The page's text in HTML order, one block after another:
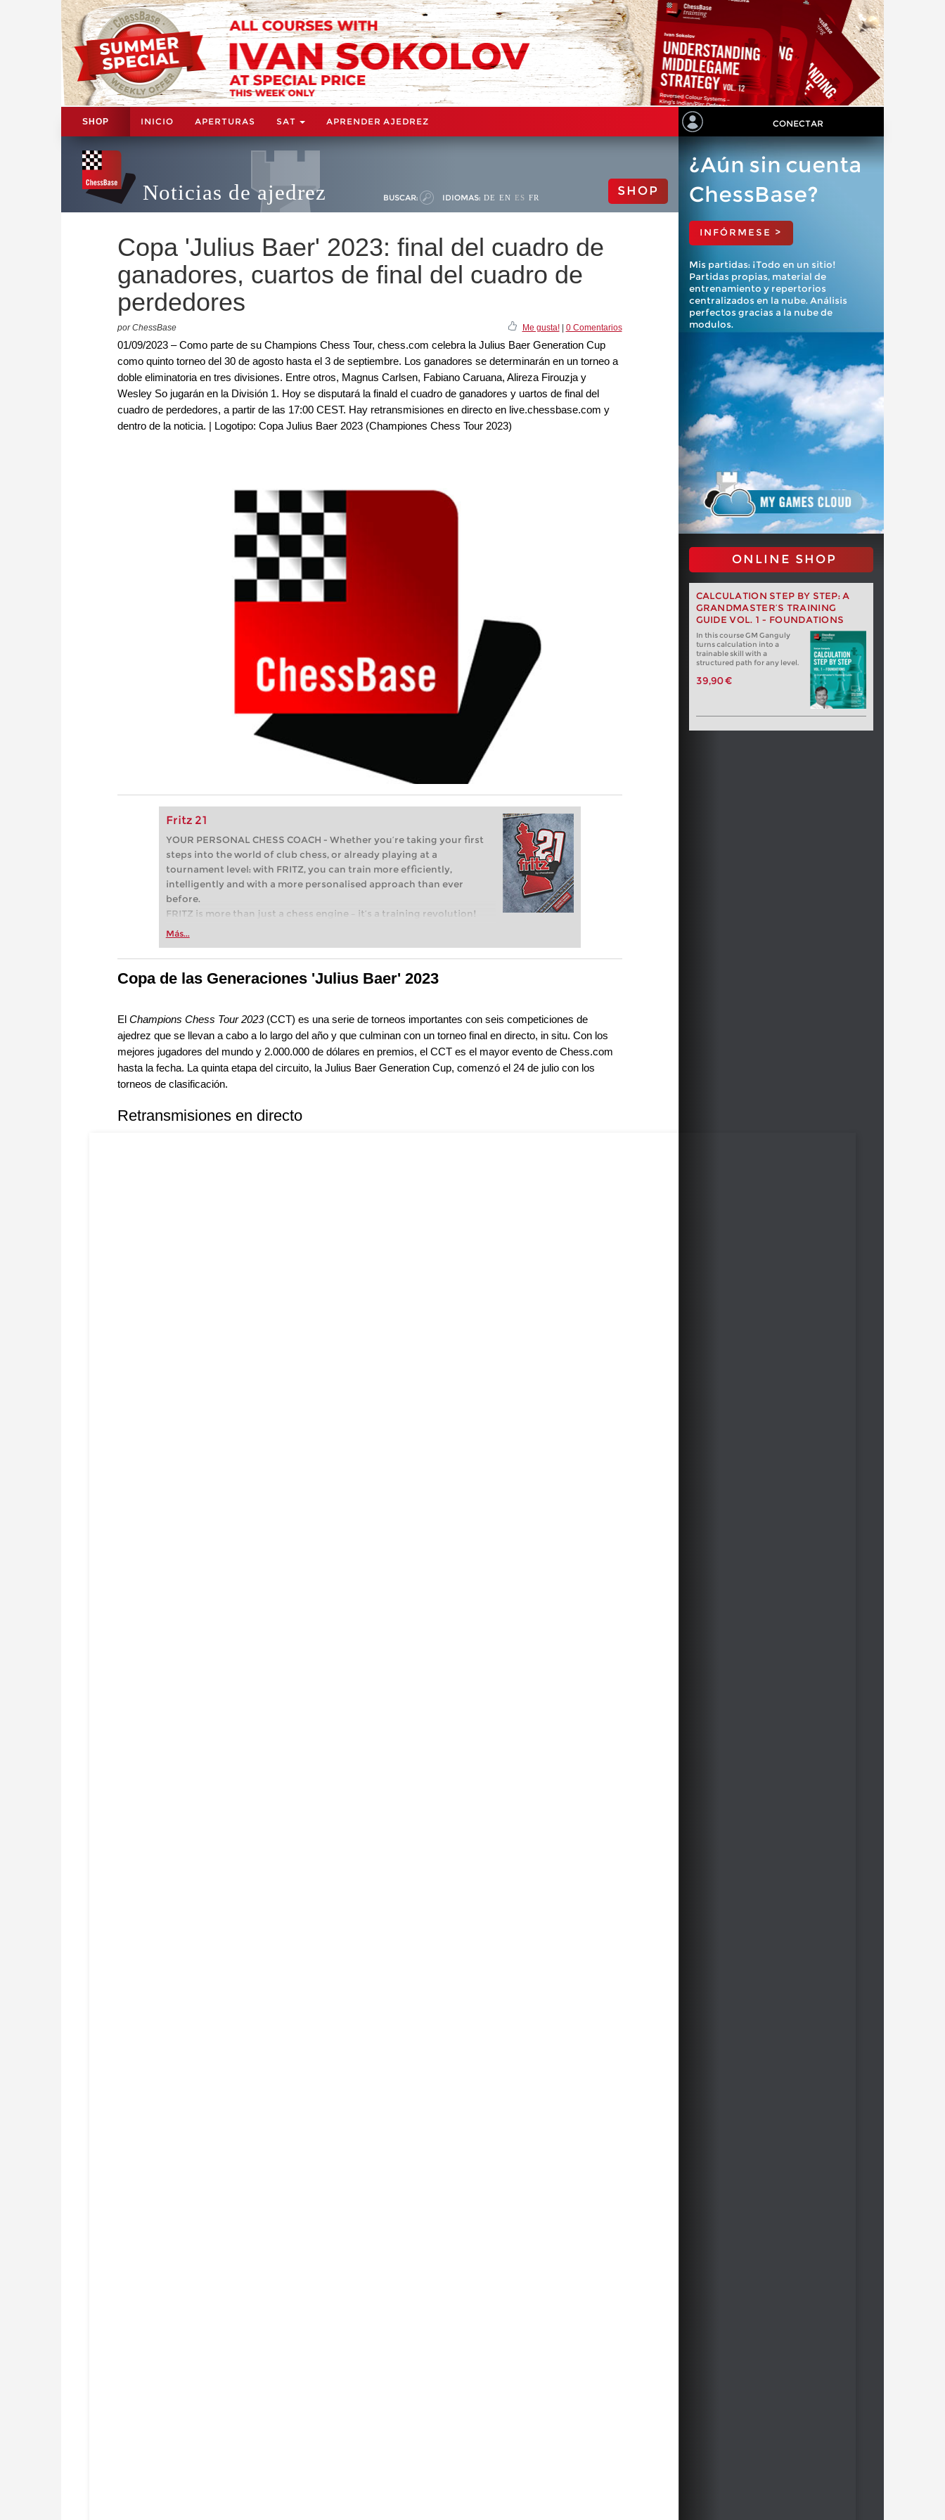
SHOP INICIO APERTURAS SAT APRENDER AJEDREZ CONECTAR
Noticias de ajedrez BUSCAR: IDIOMAS: DE EN ES FR SHOP
Copa 'Julius Baer' 2023: final del cuadro de
ganadores, cuartos de final del cuadro de
perdedores
por ChessBase Me gusta!| 0 Comentarios
01/09/2023 – Como parte de su Champions Chess Tour, chess.com celebra la Julius Baer Generation Cup
como quinto torneo del 30 de agosto hasta el 3 de septiembre. Los ganadores se determinarán en un torneo a
doble eliminatoria en tres divisiones. Entre otros, Magnus Carlsen, Fabiano Caruana, Alireza Firouzja y
Wesley So jugarán en la División 1. Hoy se disputará la finald el cuadro de ganadores y uartos de final del
cuadro de perdedores, a partir de las 17:00 CEST. Hay retransmisiones en directo en live.chessbase.com y
dentro de la noticia. | Logotipo: Copa Julius Baer 2023 (Championes Chess Tour 2023)
Fritz 21
YOUR PERSONAL CHESS COACH - Whether you’re taking your first
steps into the world of club chess, or already playing at a
tournament level: with FRITZ, you can train more efficiently,
intelligently and with a more personalised approach than ever
before.
FRITZ is more than just a chess engine – it’s a training revolution!
Whether you’re taking your first steps into the world of club chess,
more efficiently, intelligently and with a more personalised
approach than ever before.
Más...
¿Aún sin cuenta
ChessBase?
INFÓRMESE >
Mis partidas: ¡Todo en un sitio!
Partidas propias, material de
entrenamiento y repertorios
centralizados en la nube. Análisis
perfectos gracias a la nube de
modulos.
ONLINE SHOP
CALCULATION STEP BY STEP: A
GRANDMASTER’S TRAINING
GUIDE VOL. 1 - FOUNDATIONS
In this course GM Ganguly
turns calculation into a
trainable skill with a
structured path for any level.
39,90 €
Copa de las Generaciones 'Julius Baer' 2023
El Champions Chess Tour 2023(CCT) es una serie de torneos importantes con seis competiciones de
ajedrez que se llevan a cabo a lo largo del año y que culminan con un torneo final en directo, in situ. Con los
mejores jugadores del mundo y 2.000.000 de dólares en premios, el CCT es el mayor evento de Chess.com
hasta la fecha. La quinta etapa del circuito, la Julius Baer Generation Cup, comenzó el 24 de julio con los
torneos de clasificación.
Retransmisiones en directo